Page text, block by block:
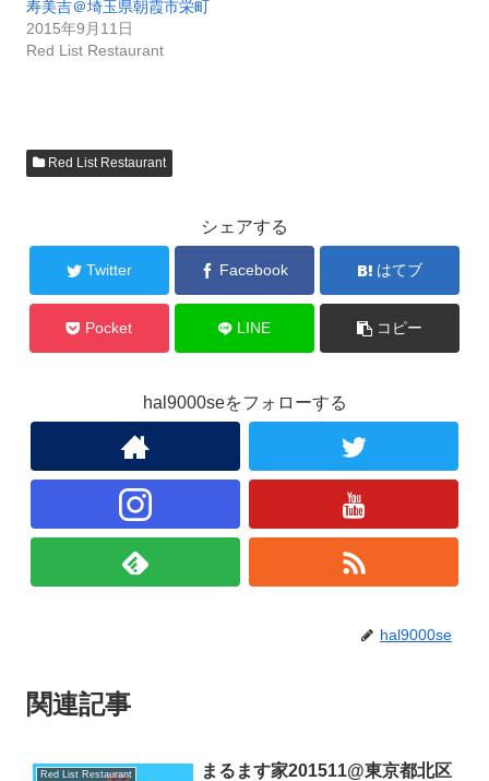
寿美吉＠埼玉県朝霞市栄町
2015年9月11日
Red List Restaurant
Red List Restaurant
シェアする
Twitter Facebook はてブ
Pocket LINE コピー
hal9000seをフォローする
hal9000se
関連記事
Red List Restaurant
まるます家201511@東京都北区